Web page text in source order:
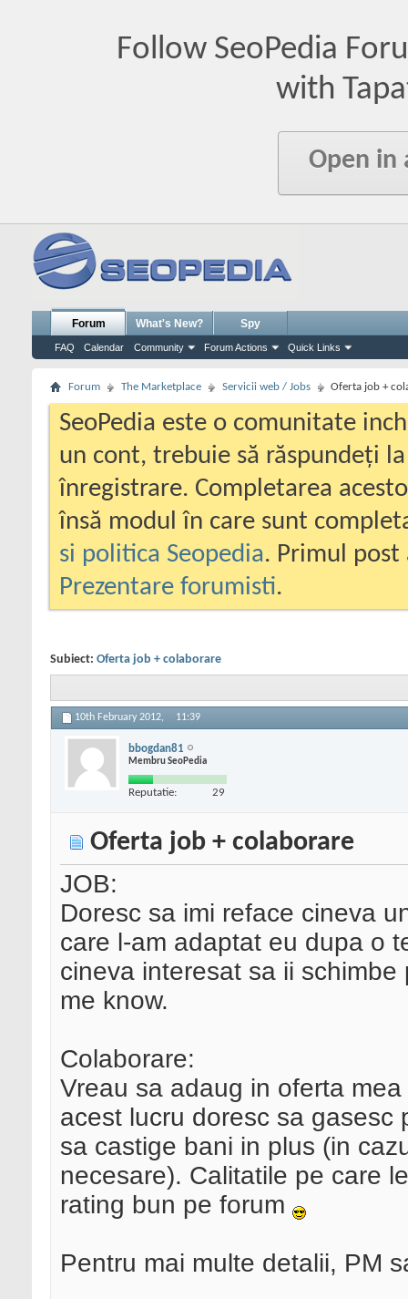
Follow SeoPedia
with
Open in
Forum
FAQ Calendar Community Forum Actions Quick Links
What's New? Spy
Forum The Marketplace Servicii web / Jobs Oferta job +
SeoPedia este o comunitate
un cont, trebuie să răspundeți
înregistrare. Completarea
însă modul în care sunt
si politica Seopedia. Primul
Prezentare forumisti.
Subiect: Oferta job + colaborare
10th February 2012, 11:39
bbogdan81
Membru SeoPedia
Reputatie: 29
Oferta job + colaborare
JOB:
Doresc sa imi reface cineva
care l-am adaptat eu dupa o
cineva interesat sa ii
me know.
Colaborare:
Vreau sa adaug in oferta
acest lucru doresc sa gasesc
sa castige bani in plus (in
necesare). Calitatile pe care
rating bun pe forum
Pentru mai multe detalii, PM